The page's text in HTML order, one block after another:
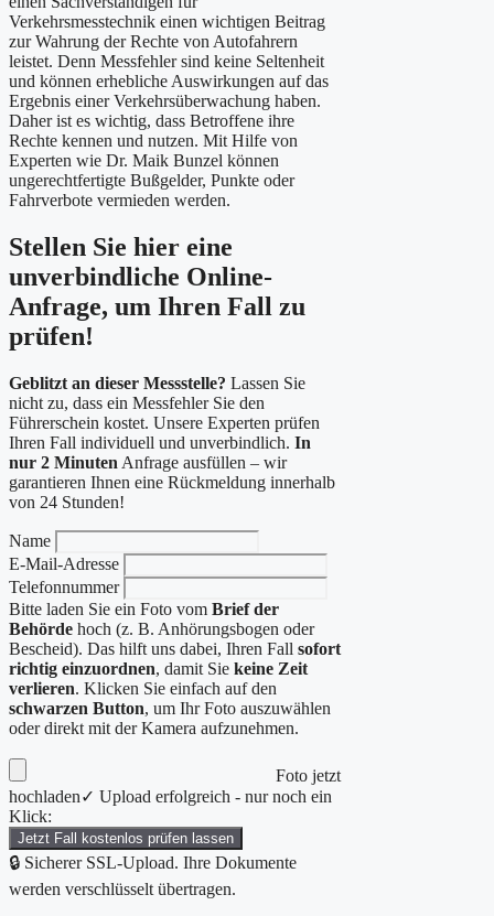
Verkehrsmesstechnik einen wichtigen Beitrag
zur Wahrung der Rechte von Autofahrern
leistet. Denn Messfehler sind keine Seltenheit
und können erhebliche Auswirkungen auf das
Ergebnis einer Verkehrsüberwachung haben.
Daher ist es wichtig, dass Betroffene ihre
Rechte kennen und nutzen. Mit Hilfe von
Experten wie Dr. Maik Bunzel können
ungerechtfertigte Bußgelder, Punkte oder
Fahrverbote vermieden werden.
Stellen Sie hier eine
unverbindliche Online-
Anfrage, um Ihren Fall zu
prüfen!
Geblitzt an dieser Messstelle? Lassen Sie
nicht zu, dass ein Messfehler Sie den
Führerschein kostet. Unsere Experten prüfen
Ihren Fall individuell und unverbindlich. In
nur 2 Minuten Anfrage ausfüllen – wir
garantieren Ihnen eine Rückmeldung innerhalb
von 24 Stunden!
Name
E-Mail-Adresse
Telefonnummer
Bitte laden Sie ein Foto vom Brief der
Behörde hoch (z. B. Anhörungsbogen oder
Bescheid). Das hilft uns dabei, Ihren Fall sofort
richtig einzuordnen, damit Sie keine Zeit
verlieren. Klicken Sie einfach auf den
schwarzen Button, um Ihr Foto auszuwählen
oder direkt mit der Kamera aufzunehmen.
Foto jetzt
hochladen✓ Upload erfolgreich - nur noch ein
Klick:
Jetzt Fall kostenlos prüfen lassen
🔒 Sicherer SSL-Upload. Ihre Dokumente
werden verschlüsselt übertragen.